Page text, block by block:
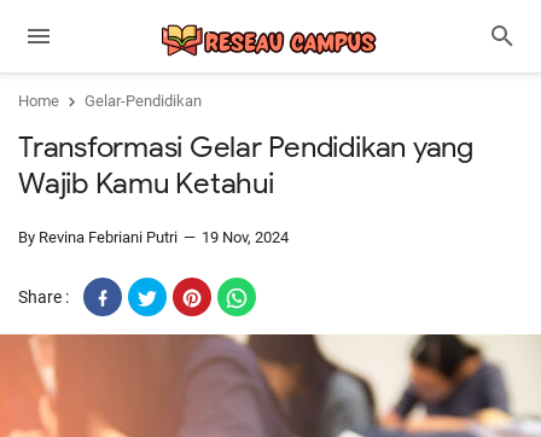
Home Gelar-Pendidikan
Transformasi Gelar Pendidikan yang
Wajib Kamu Ketahui
By Revina Febriani Putri 19 Nov, 2024
Share :